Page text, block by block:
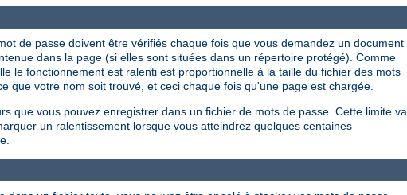
de passe doivent être vérifiés chaque fois que vous demandez un document
dans la page (si elles sont situées dans un répertoire protégé). Comme
le fonctionnement est ralenti est proportionnelle à la taille du fichier des mots
votre nom soit trouvé, et ceci chaque fois qu'une page est chargée.
que vous pouvez enregistrer dans un fichier de mots de passe. Cette limite va
un ralentissement lorsque vous atteindrez quelques centaines